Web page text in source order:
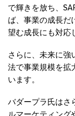
で輝きを放ち、
ば、事業の成長だ
望む成長にも対応
さらに、未来に強
法で事業規模を拡
います。
バダープラ氏はさ
ルマーケティング